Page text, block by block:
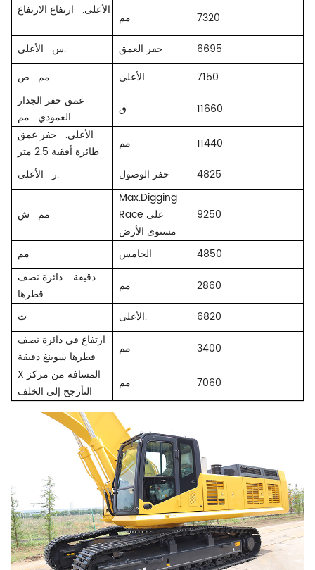
الأعلى.
ارتفاع الارتفاع
مم
7320
سالأعلى. حفر العمق
6695
مم
ص الأعلى.
7150
عمق حفر الجدار
العمودي
مم
ق
11660
الأعلى.
حفر عمق
مم
11440
رالأعلى. حفر الوصول 4825
مم
Max.Digging
Race على
مستوى الأرض
9250
الخامس
4850
دقيقة. دائرة نصف
مم
2860
الأعلى.
6820
ارتفاع في دائرة نصف
قطرها سوينغ دقيقة
مم
3400
X المسافة من مركز
التأرجح إلى الخلف
مم 7060